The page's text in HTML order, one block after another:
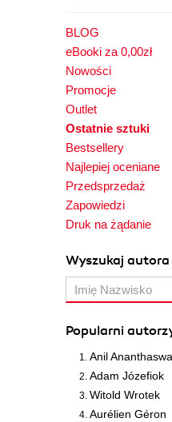
BLOG
eBooki za 0,00zł
Nowości
Promocje
Outlet
Ostatnie sztuki
Bestsellery
Najlepiej oceniane
Przedsprzedaż
Zapowiedzi
Druk na żądanie
Wyszukaj autora
Popularni
Anil
Adam Józefiok
Witold Wrotek
Aurélien Géron